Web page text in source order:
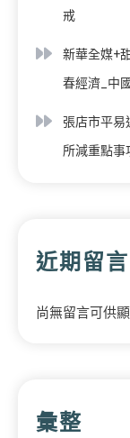
戒
新華全媒+
春經濟_中
張店市平易
所減重點事
近期留言
尚無留言可供顯
彙整